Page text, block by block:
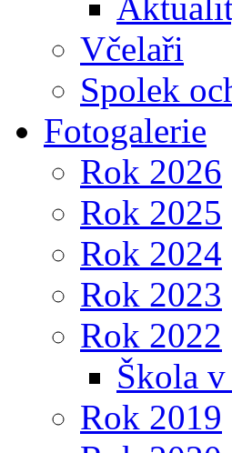
Včelaři
Spolek
Fotogalerie
Rok 2026
Rok 2025
Rok 2024
Rok 2023
Rok 2022
Škola
Rok 2019